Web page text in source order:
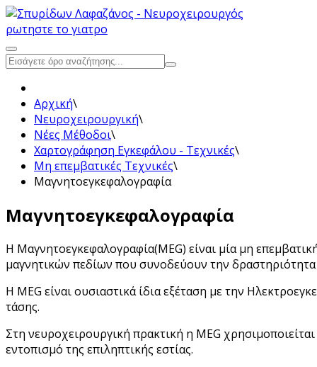
ρωτηστε το γιατρο
Αρχική\
Νευροχειρουργική\
Νέες Μέθοδοι\
Χαρτογράφηση Εγκεφάλου - Τεχνικές\
Μη επεμβατικές Τεχνικές\
Μαγνητοεγκεφαλογραφία
Μαγνητοεγκεφαλογραφία
H Μαγνητοεγκεφαλογραφία(MEG) είναι μία μη
μαγνητικών πεδίων που συνοδεύουν την
Η MEG είναι ουσιαστικά ίδια εξέταση με την
τάσης.
Στη νευροχειρουργική πρακτική η MEG
εντοπισμό της επιληπτικής εστίας.